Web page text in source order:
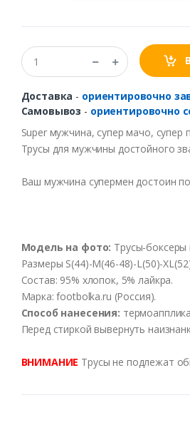
Доставка - ориентировочно
Самовывоз - ориентировочно
Super мужчина, супер мачо, супер
Трусы для мужчины достойного
Ваш мужчина супермен достоин
Модель на фото: Трусы-боксеры
Размеры S(44)-M(46-48)-L(50)-
Состав: 95% хлопок, 5% лайкра.
Марка: footbolka.ru (Россия).
Способ нанесения:
Перед стиркой вывернуть
ВНИМАНИЕ Трусы не подлежат